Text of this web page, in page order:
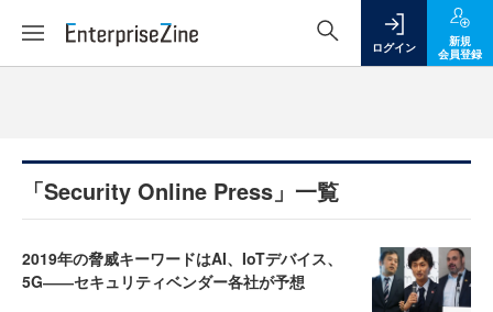
ログイン
新規
会員登録
「Security Online Press」一覧
2019年の脅威キーワードはAI、IoTデバイス、
5G――セキュリティベンダー各社が予想